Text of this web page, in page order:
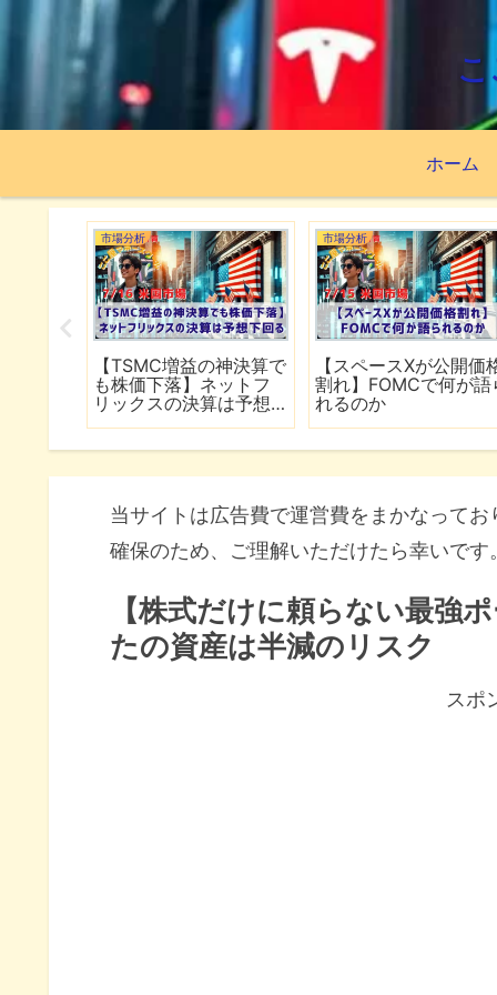
ホーム
市場分析
【TSMC増益の神決算で
も株価下落】ネットフ
リックスの決算は予想
市場分析
【スペースXが公開価
割れ】FOMCで何が語
れるのか
当サイトは広告費で運営費をまかなって
確保のため、ご理解いただけたら幸いです
【株式だけに頼らない最強
たの資産は半減のリスク
スポ